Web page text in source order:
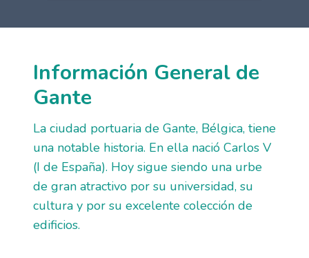
Información General de
Gante
La ciudad portuaria de Gante, Bélgica, tiene
una notable historia. En ella nació Carlos V
(I de España). Hoy sigue siendo una urbe
de gran atractivo por su universidad, su
cultura y por su excelente colección de
edificios.